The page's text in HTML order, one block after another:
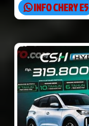
INFO CHERY E5